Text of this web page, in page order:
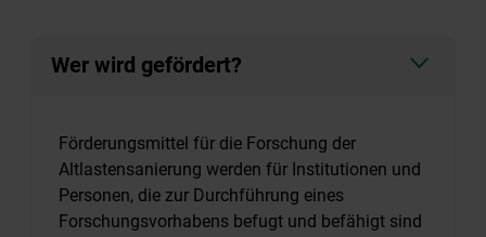
Wer wird gefördert?
Förderungsmittel für die Forschung der
Altlastensanierung werden für Institutionen und
Personen, die zur Durchführung eines
Forschungsvorhabens befugt und befähigt sind